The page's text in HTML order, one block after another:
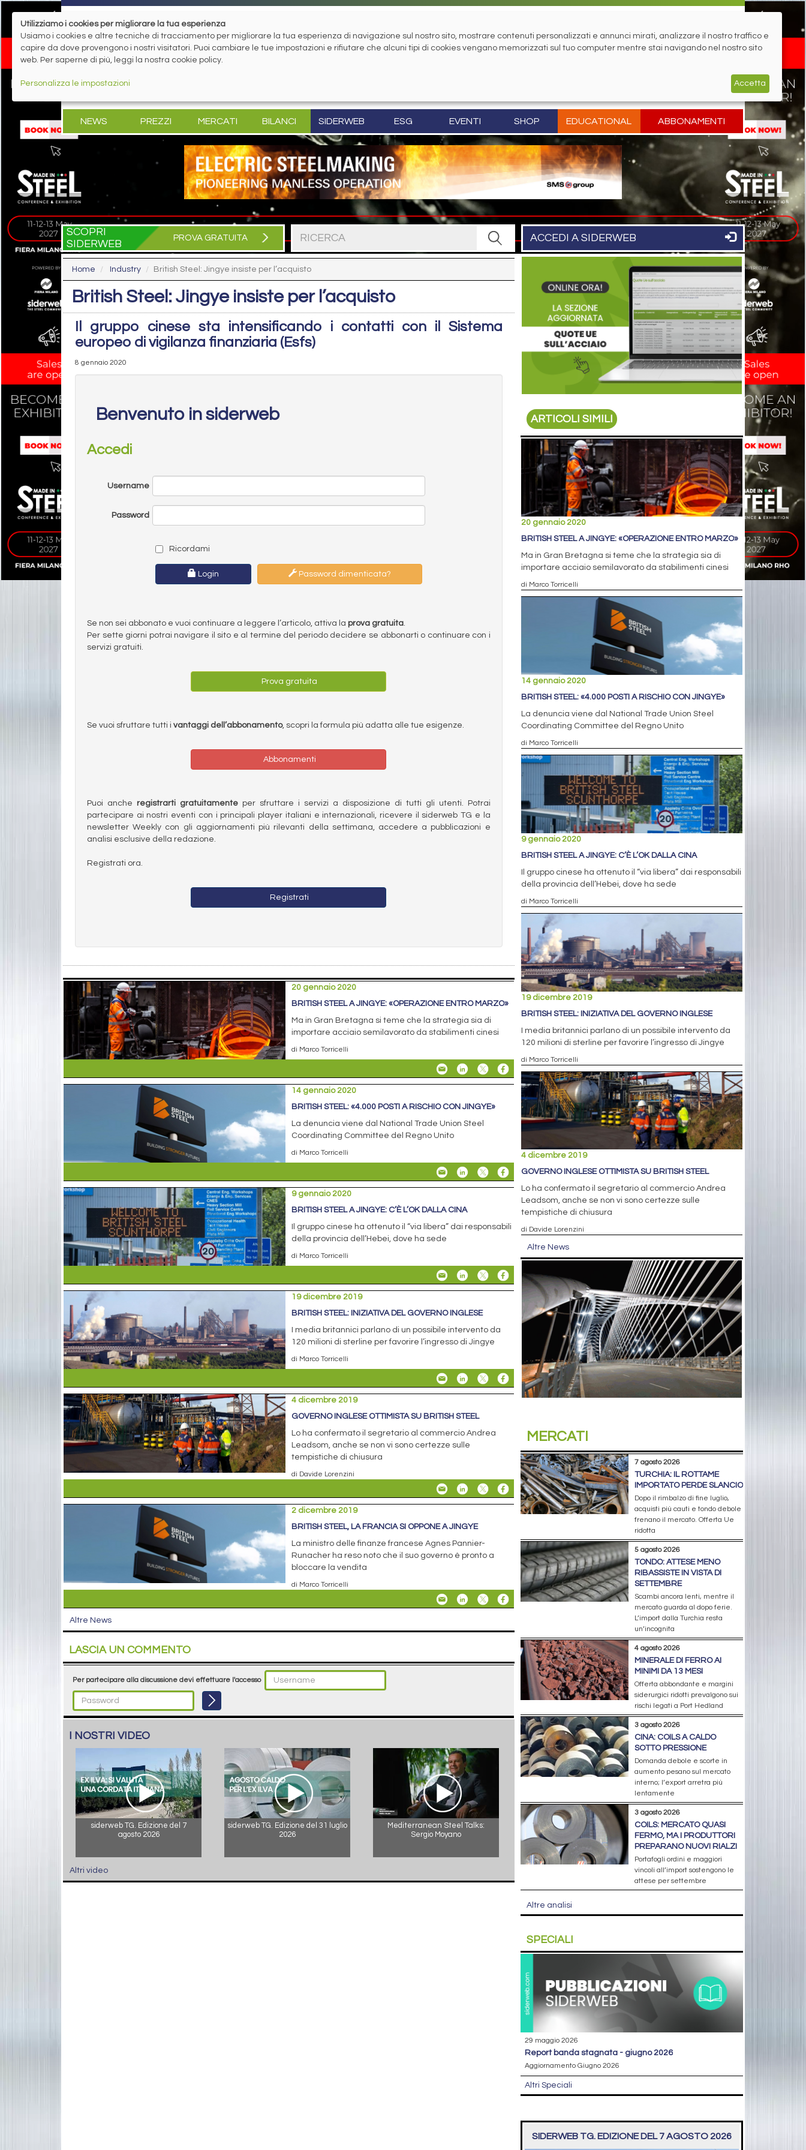
NEWS PREZZI MERCATI BILANCI SIDERWEB ESG EVENTI SHOP EDUCATIONAL ABBONAMENTI
SCOPRI
SIDERWEB
PROVA GRATUITA ACCEDI A SIDERWEB
Home Industry British Steel: Jingye insiste per l’acquisto
British Steel: Jingye insiste per l’acquisto
Il gruppo cinese sta intensificando i contatti con il Sistema
europeo di vigilanza finanziaria (Esfs)
8 gennaio 2020
Benvenuto in siderweb
Accedi
Username
Password
Ricordami
Login Password dimenticata?
Se non sei abbonato e vuoi continuare a leggere l’articolo, attiva la prova gratuita.
Per sette giorni potrai navigare il sito e al termine del periodo decidere se abbonarti o continuare con i
servizi gratuiti.
Prova gratuita
Se vuoi sfruttare tutti i vantaggi dell’abbonamento, scopri la formula più adatta alle tue esigenze.
Abbonamenti
Puoi anche registrarti gratuitamenteper sfruttare i servizi a disposizione di tutti gli utenti. Potrai
partecipare ai nostri eventi con i principali player italiani e internazionali, ricevere il siderweb TG e la
newsletter Weekly con gli aggiornamenti più rilevanti della settimana, accedere a pubblicazioni e
analisi esclusive della redazione.
Registrati ora.
Registrati
20 gennaio 2020
BRITISH STEEL A JINGYE: «OPERAZIONE ENTRO MARZO»
Ma in Gran Bretagna si teme che la strategia sia di
importare acciaio semilavorato da stabilimenti cinesi
di Marco Torricelli
14 gennaio 2020
BRITISH STEEL: «4.000 POSTI A RISCHIO CON JINGYE»
La denuncia viene dal National Trade Union Steel
Coordinating Committee del Regno Unito
di Marco Torricelli
9 gennaio 2020
BRITISH STEEL A JINGYE: C’È L’OK DALLA CINA
Il gruppo cinese ha ottenuto il “via libera” dai responsabili
della provincia dell’Hebei, dove ha sede
di Marco Torricelli
19 dicembre 2019
BRITISH STEEL: INIZIATIVA DEL GOVERNO INGLESE
I media britannici parlano di un possibile intervento da
120 milioni di sterline per favorire l’ingresso di Jingye
di Marco Torricelli
4 dicembre 2019
GOVERNO INGLESE OTTIMISTA SU BRITISH STEEL
Lo ha confermato il segretario al commercio Andrea
Leadsom, anche se non vi sono certezze sulle
tempistiche di chiusura
di Davide Lorenzini
2 dicembre 2019
BRITISH STEEL, LA FRANCIA SI OPPONE A JINGYE
La ministro delle finanze francese Agnes Pannier-
Runacher ha reso noto che il suo governo è pronto a
bloccare la vendita
di Marco Torricelli
Altre News
LASCIA UN COMMENTO
Per partecipare alla discussione devi effettuare l'accesso
I NOSTRI VIDEO
siderweb TG. Edizione del 7
agosto 2026
siderweb TG. Edizione del 31 luglio
2026
Mediterranean Steel Talks:
Sergio Moyano
Altri video
ARTICOLI SIMILI
20 gennaio 2020
BRITISH STEEL A JINGYE: «OPERAZIONE ENTRO MARZO»
Ma in Gran Bretagna si teme che la strategia sia di
importare acciaio semilavorato da stabilimenti cinesi
di Marco Torricelli
14 gennaio 2020
BRITISH STEEL: «4.000 POSTI A RISCHIO CON JINGYE»
La denuncia viene dal National Trade Union Steel
Coordinating Committee del Regno Unito
di Marco Torricelli
9 gennaio 2020
BRITISH STEEL A JINGYE: C’È L’OK DALLA CINA
Il gruppo cinese ha ottenuto il “via libera” dai responsabili
della provincia dell’Hebei, dove ha sede
di Marco Torricelli
19 dicembre 2019
BRITISH STEEL: INIZIATIVA DEL GOVERNO INGLESE
I media britannici parlano di un possibile intervento da
120 milioni di sterline per favorire l’ingresso di Jingye
di Marco Torricelli
4 dicembre 2019
GOVERNO INGLESE OTTIMISTA SU BRITISH STEEL
Lo ha confermato il segretario al commercio Andrea
Leadsom, anche se non vi sono certezze sulle
tempistiche di chiusura
di Davide Lorenzini
Altre News
MERCATI
7 agosto 2026
TURCHIA: IL ROTTAME
IMPORTATO PERDE SLANCIO
Dopo il rimbalzo di fine luglio,
acquisti più cauti e tondo debole
frenano il mercato. Offerta Ue
ridotta
5 agosto 2026
TONDO: ATTESE MENO
RIBASSISTE IN VISTA DI
SETTEMBRE
Scambi ancora lenti, mentre il
mercato guarda al dopo ferie.
L’import dalla Turchia resta
un’incognita
4 agosto 2026
MINERALE DI FERRO AI
MINIMI DA 13 MESI
Offerta abbondante e margini
siderurgici ridotti prevalgono sui
rischi legati a Port Hedland
3 agosto 2026
CINA: COILS A CALDO
SOTTO PRESSIONE
Domanda debole e scorte in
aumento pesano sul mercato
interno; l’export arretra più
lentamente
3 agosto 2026
COILS: MERCATO QUASI
FERMO, MA I PRODUTTORI
PREPARANO NUOVI RIALZI
Portafogli ordini e maggiori
vincoli all’import sostengono le
attese per settembre
Altre analisi
SPECIALI
29 maggio 2026
report banda stagnata - giugno 2026
Aggiornamento Giugno 2026
Altri Speciali
SIDERWEB TG. EDIZIONE DEL 7 AGOSTO 2026
Utilizziamo i cookies per migliorare la tua esperienza
Usiamo i cookies e altre tecniche di tracciamento per migliorare la tua esperienza di navigazione sul nostro sito, mostrare contenuti personalizzati e annunci mirati, analizzare il nostro traffico e
capire da dove provengono i nostri visitatori. Puoi cambiare le tue impostazioni e rifiutare che alcuni tipi di cookies vengano memorizzati sul tuo computer mentre stai navigando nel nostro sito
web. Per saperne di più, leggi la nostra cookie policy.
Personalizza le impostazioni Accetta